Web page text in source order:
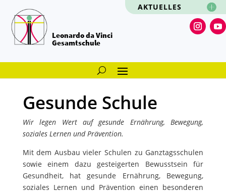
AKTUELLES
Leonardo da Vinci
Gesamtschule
Gesunde Schule
Wir legen Wert auf gesunde Ernährung, Bewegung,
soziales Lernen und Prävention.
Mit dem Ausbau vieler Schulen zu Ganztagsschulen
sowie einem dazu gesteigerten Bewusstsein für
Gesundheit, hat gesunde Ernährung, Bewegung,
soziales Lernen und Prävention einen besonderen